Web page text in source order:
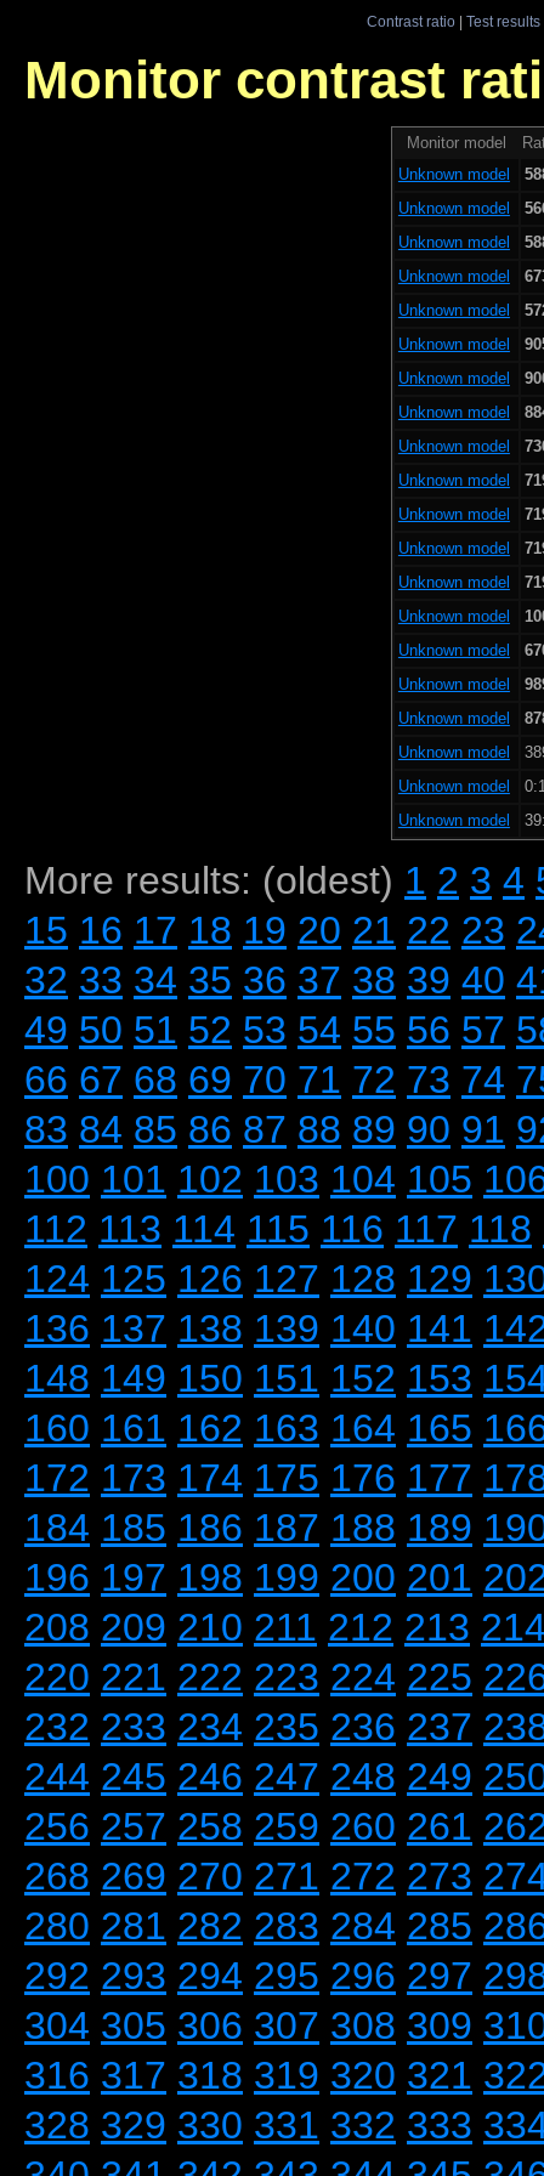
Contrast ratio| Test results
Monitor contrast
Monitor model
Unknown model
Unknown model
Unknown model
Unknown model
Unknown model
Unknown model
Unknown model
Unknown model
Unknown model
Unknown model
Unknown model
Unknown model
Unknown model
Unknown model
Unknown model
Unknown model
Unknown model
Unknown model
Unknown model
Unknown model
More results: (oldest) 1 2 3 4
15 16 17 18 19 20 21 22 23
32 33 34 35 36 37 38 39 40
49 50 51 52 53 54 55 56 57
66 67 68 69 70 71 72 73 74
83 84 85 86 87 88 89 90 91
100 101 102 103 104 105
112 113 114 115 116 117 118
124 125 126 127 128 129
136 137 138 139 140 141
148 149 150 151 152 153
160 161 162 163 164 165
172 173 174 175 176 177
184 185 186 187 188 189
196 197 198 199 200 201
208 209 210 211 212 213
220 221 222 223 224 225
232 233 234 235 236 237
244 245 246 247 248 249
256 257 258 259 260 261
268 269 270 271 272 273
280 281 282 283 284 285
292 293 294 295 296 297
304 305 306 307 308 309
316 317 318 319 320 321
328 329 330 331 332 333